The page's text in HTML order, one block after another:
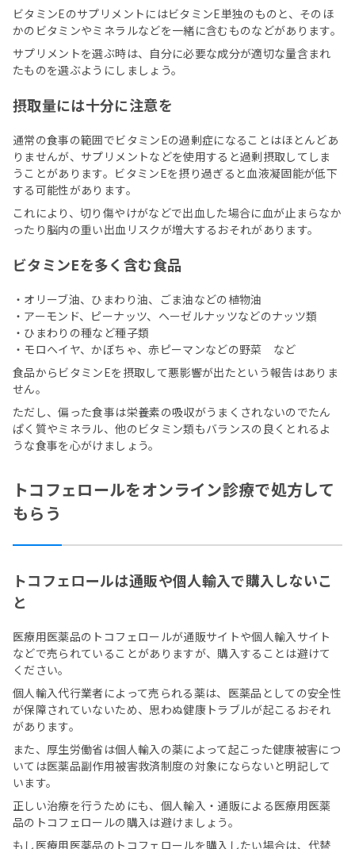
ビタミンEのサプリメントにはビタミンE単独のものと、そのほ
かのビタミンやミネラルなどを一緒に含むものなどがあります。
サプリメントを選ぶ時は、自分に必要な成分が適切な量含まれ
たものを選ぶようにしましょう。
摂取量には十分に注意を
通常の食事の範囲でビタミンEの過剰症になることはほとんどあ
りませんが、サプリメントなどを使用すると過剰摂取してしま
うことがあります。ビタミンEを摂り過ぎると血液凝固能が低下
する可能性があります。
これにより、切り傷やけがなどで出血した場合に血が止まらなか
ったり脳内の重い出血リスクが増大するおそれがあります。
ビタミンEを多く含む食品
・オリーブ油、ひまわり油、ごま油などの植物油
・アーモンド、ピーナッツ、ヘーゼルナッツなどのナッツ類
・ひまわりの種など種子類
・モロヘイヤ、かぼちゃ、赤ピーマンなどの野菜 など
食品からビタミンEを摂取して悪影響が出たという報告はありま
せん。
ただし、偏った食事は栄養素の吸収がうまくされないのでたん
ぱく質やミネラル、他のビタミン類もバランスの良くとれるよ
うな食事を心がけましょう。
トコフェロールをオンライン診療で処方して
もらう
トコフェロールは通販や個人輸入で購入しないこ
と
医療用医薬品のトコフェロールが通販サイトや個人輸入サイト
などで売られていることがありますが、購入することは避けて
ください。
個人輸入代行業者によって売られる薬は、医薬品としての安全性
が保障されていないため、思わぬ健康トラブルが起こるおそれ
があります。
また、厚生労働省は個人輸入の薬によって起こった健康被害につ
いては医薬品副作用被害救済制度の対象にならないと明記して
います。
正しい治療を行うためにも、個人輸入・通販による医療用医薬
品のトコフェロールの購入は避けましょう。
もし医療用医薬品のトコフェロールを購入したい場合は、代替